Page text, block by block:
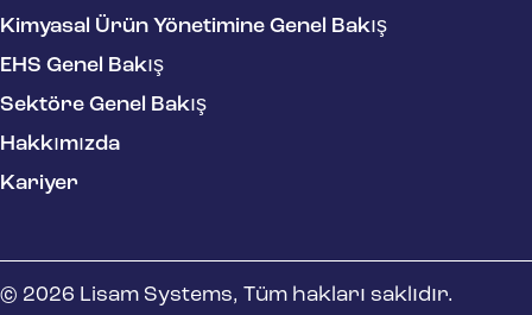
Kimyasal Ürün Yönetimine Genel Bakış
EHS Genel Bakış
Sektöre Genel Bakış
Hakkımızda
Kariyer
© 2026 Lisam Systems, Tüm hakları saklıdır.